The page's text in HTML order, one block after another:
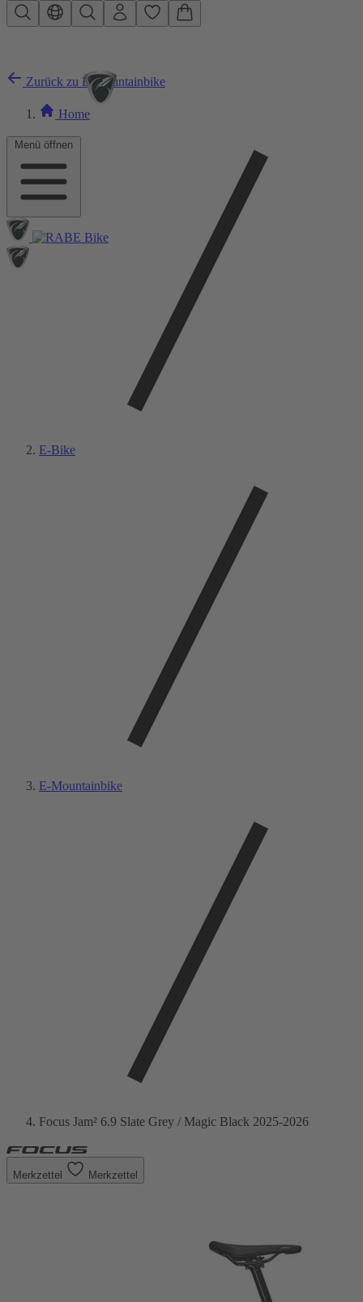
Zum Hauptinhalt springen
Menü öffnen
Zurück zu E-Mountainbike
Home
E-Bike
E-Mountainbike
Focus Jam² 6.9 Slate Grey / Magic Black 2025-2026
Merkzettel Merkzettel